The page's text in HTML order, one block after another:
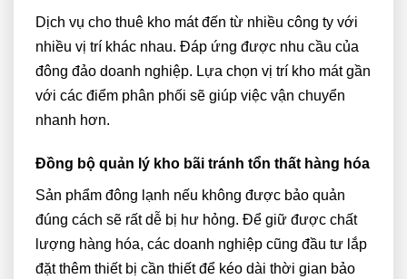
Dịch vụ cho thuê kho mát đến từ nhiều công ty với
nhiều vị trí khác nhau. Đáp ứng được nhu cầu của
đông đảo doanh nghiệp. Lựa chọn vị trí kho mát gần
với các điểm phân phối sẽ giúp việc vận chuyển
nhanh hơn.
Đồng bộ quản lý kho bãi tránh tổn thất hàng hóa
Sản phẩm đông lạnh nếu không được bảo quản
đúng cách sẽ rất dễ bị hư hỏng. Để giữ được chất
lượng hàng hóa, các doanh nghiệp cũng đầu tư lắp
đặt thêm thiết bị cần thiết để kéo dài thời gian bảo